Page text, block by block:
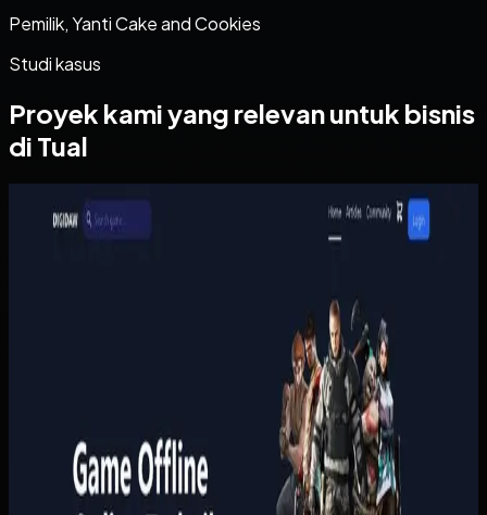
Pemilik, Yanti Cake and Cookies
Studi kasus
Proyek kami yang relevan untuk bisnis
di Tual
Website
Digidaw Gameshop
Pembelian game masih bergantung pada proses manual
yang lambat, sementara pengguna butuh metode
pembayaran lokal dan konfirmasi yang cepat. Tanpa sistem
yang rapi, proses transaksi terasa merepotkan dan
kepercayaan pelanggan lebih sulit dibangun.
Yang kami bangun